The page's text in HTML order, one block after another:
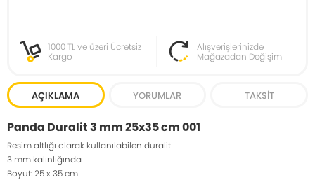
1000 TL ve üzeri Ücretsiz
Kargo
Alışverişlerinizde
Mağazadan Değişim
AÇIKLAMA YORUMLAR TAKSIT
Panda Duralit 3 mm 25x35 cm 001
Resim altlığı olarak kullanılabilen duralit
3 mm kalınlığında
Boyut: 25 x 35 cm